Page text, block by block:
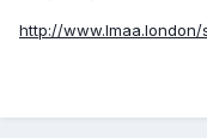
http://www.lmaa.london/